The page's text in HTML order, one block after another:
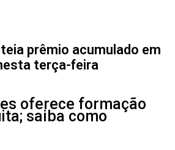
prêmio acumulado em
terça-feira
oferece formação
saiba como